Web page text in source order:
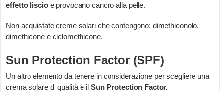
effetto liscio e provocano cancro alla pelle.
Non acquistate creme solari che contengono: dimethiconolo,
dimethicone e ciclomethicone.
Sun Protection Factor (SPF)
Un altro elemento da tenere in considerazione per scegliere una
crema solare di qualità è ilSun Protection Factor.